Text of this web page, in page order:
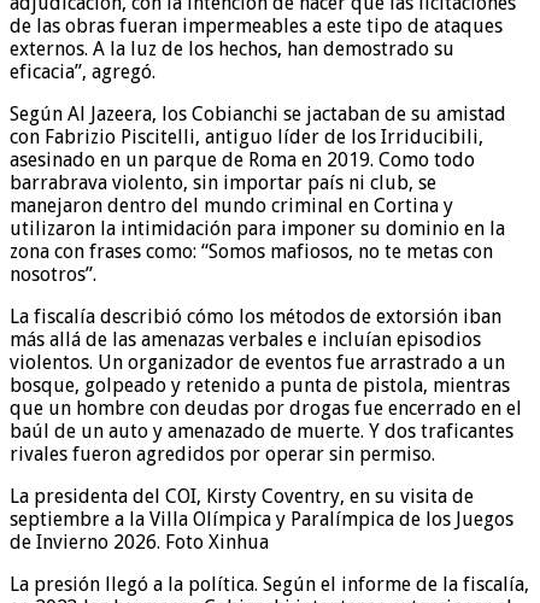
de las obras fueran impermeables a este tipo de ataques
externos. A la luz de los hechos, han demostrado su
eficacia”, agregó.
Según Al Jazeera, los Cobianchi se jactaban de su amistad
con Fabrizio Piscitelli, antiguo líder de los Irriducibili,
asesinado en un parque de Roma en 2019. Como todo
barrabrava violento, sin importar país ni club, se
manejaron dentro del mundo criminal en Cortina y
utilizaron la intimidación para imponer su dominio en la
zona con frases como: “Somos mafiosos, no te metas con
nosotros”.
La fiscalía describió cómo los métodos de extorsión iban
más allá de las amenazas verbales e incluían episodios
violentos. Un organizador de eventos fue arrastrado a un
bosque, golpeado y retenido a punta de pistola, mientras
que un hombre con deudas por drogas fue encerrado en el
baúl de un auto y amenazado de muerte. Y dos traficantes
rivales fueron agredidos por operar sin permiso.
La presidenta del COI, Kirsty Coventry, en su visita de
septiembre a la Villa Olímpica y Paralímpica de los Juegos
de Invierno 2026. Foto Xinhua
La presión llegó a la política. Según el informe de la fiscalía,